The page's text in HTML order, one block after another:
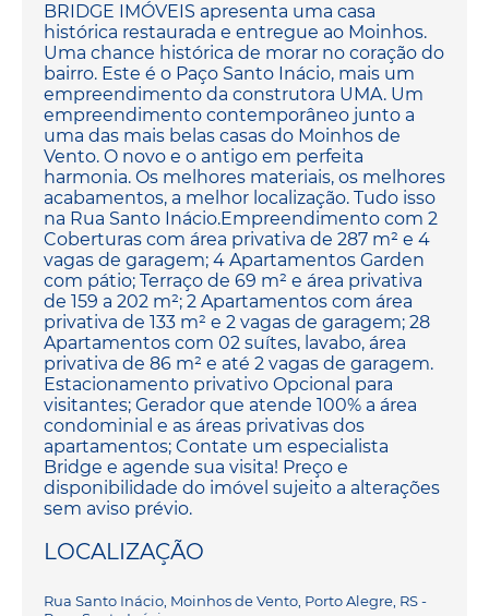
BRIDGE IMÓVEIS apresenta uma casa
histórica restaurada e entregue ao Moinhos.
Uma chance histórica de morar no coração do
bairro. Este é o Paço Santo Inácio, mais um
empreendimento da construtora UMA. Um
empreendimento contemporâneo junto a
uma das mais belas casas do Moinhos de
Vento. O novo e o antigo em perfeita
harmonia. Os melhores materiais, os melhores
acabamentos, a melhor localização. Tudo isso
na Rua Santo Inácio.Empreendimento com 2
Coberturas com área privativa de 287 m² e 4
vagas de garagem; 4 Apartamentos Garden
com pátio; Terraço de 69 m² e área privativa
de 159 a 202 m²; 2 Apartamentos com área
privativa de 133 m² e 2 vagas de garagem; 28
Apartamentos com 02 suítes, lavabo, área
privativa de 86 m² e até 2 vagas de garagem.
Estacionamento privativo Opcional para
visitantes; Gerador que atende 100% a área
condominial e as áreas privativas dos
apartamentos; Contate um especialista
Bridge e agende sua visita! Preço e
disponibilidade do imóvel sujeito a alterações
sem aviso prévio.
LOCALIZAÇÃO
Rua Santo Inácio, Moinhos de Vento, Porto Alegre, RS -